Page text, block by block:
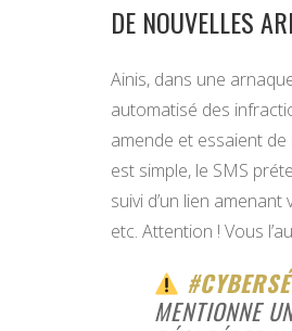
DE NOUVELLES
Ainis, dans une
automatisé des
amende et essaient
est simple, le SMS
suivi d’un lien
etc. Attention ! Vous
MENTIONNE